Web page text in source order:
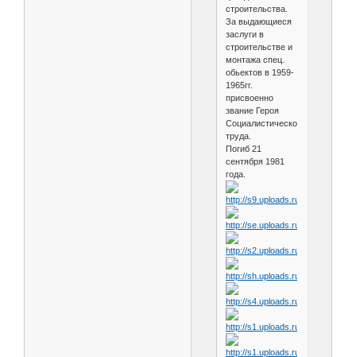
строительства.
За выдающиеся
заслуги в
строительстве и
монтажа спец.
обьектов в 1959-
1965гг.
присвоенно
звание Героя
Социалистического
труда.
Погиб 21
сентября 1981
года.